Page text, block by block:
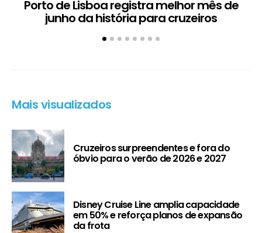
Porto de Lisboa registra melhor mês de
junho da história para cruzeiros
Mais visualizados
Cruzeiros surpreendentes e fora do
óbvio para o verão de 2026 e 2027
Disney Cruise Line amplia capacidade
em 50% e reforça planos de expansão
da frota